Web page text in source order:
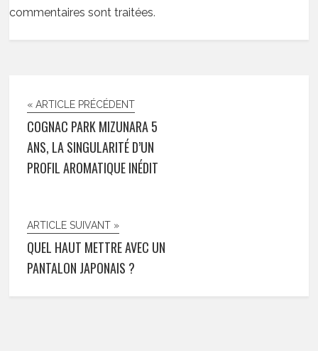
commentaires sont traitées.
« ARTICLE PRÉCÉDENT
COGNAC PARK MIZUNARA 5
ANS, LA SINGULARITÉ D’UN
PROFIL AROMATIQUE INÉDIT
ARTICLE SUIVANT »
QUEL HAUT METTRE AVEC UN
PANTALON JAPONAIS ?